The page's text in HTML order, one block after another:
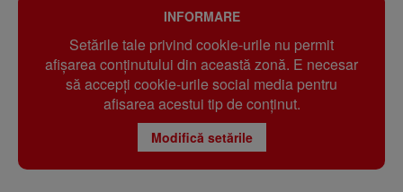
INFORMARE
Setările tale privind cookie-urile nu permit
afișarea conținutului din această zonă. E necesar
să accepți cookie-urile social media pentru
afisarea acestui tip de conținut.
Modifică setările